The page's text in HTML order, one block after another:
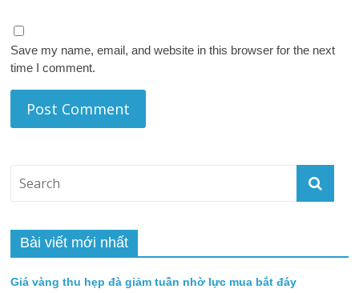
Save my name, email, and website in this browser for the next
time I comment.
Bài viết mới nhất
Giá vàng thu hẹp đà giảm tuần nhờ lực mua bắt đáy